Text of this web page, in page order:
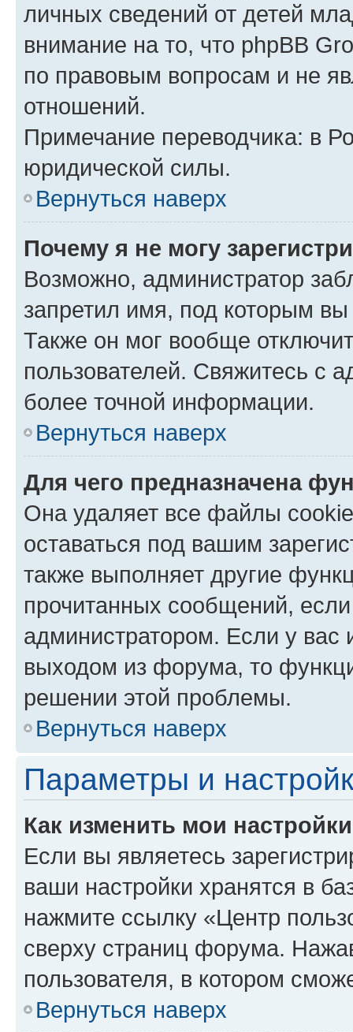
личных сведений от детей
внимание на то, что phpBB
по правовым вопросам и не
отношений.
Примечание переводчика: в
юридической силы.
Вернуться наверх
Почему я не могу
Возможно, администратор
запретил имя, под которым вы
Также он мог вообще
пользователей. Свяжитесь с
более точной информации.
Вернуться наверх
Для чего предназначена
Она удаляет все файлы
оставаться под вашим
также выполняет другие
прочитанных сообщений,
администратором. Если у
выходом из форума, то
решении этой проблемы.
Вернуться наверх
Параметры и
Как изменить мои
Если вы являетесь
ваши настройки хранятся в
нажмите ссылку «Центр
сверху страниц форума.
пользователя, в котором
Вернуться наверх